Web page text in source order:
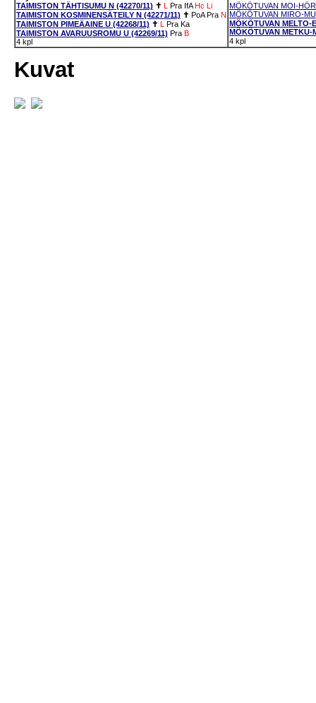
TAIMISTON TÄHTISUMU N (42270/11) ✝ L Pra IfA Hc Li
TAIMISTON KOSMINENSÄTEILY N (42271/11) ✝ PoA Pra N
TAIMISTON PIMEÄAINE U (42268/11) ✝ L Pra Ka
TAIMISTON AVARUUSROMU U (42269/11) Pra B
4 kpl
MÖKÖTUVAN MOI-
MÖKÖTUVAN MIRO-
MÖKÖTUVAN MELTO-
MÖKÖTUVAN METKU-
4 kpl
Kuvat